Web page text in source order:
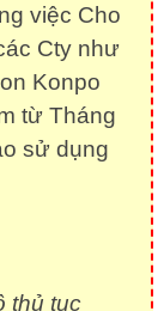
việc Cho
Cty như
Konpo
từ Tháng
sử dụng
thủ tục